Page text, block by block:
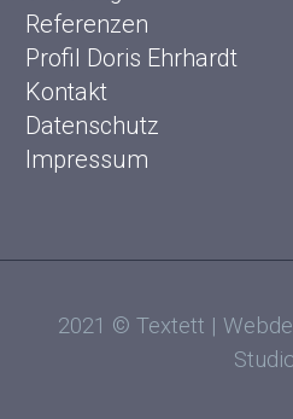
Referenzen
Profil Doris Ehrhardt
Kontakt
Datenschutz
Impressum
2021 © Textett |